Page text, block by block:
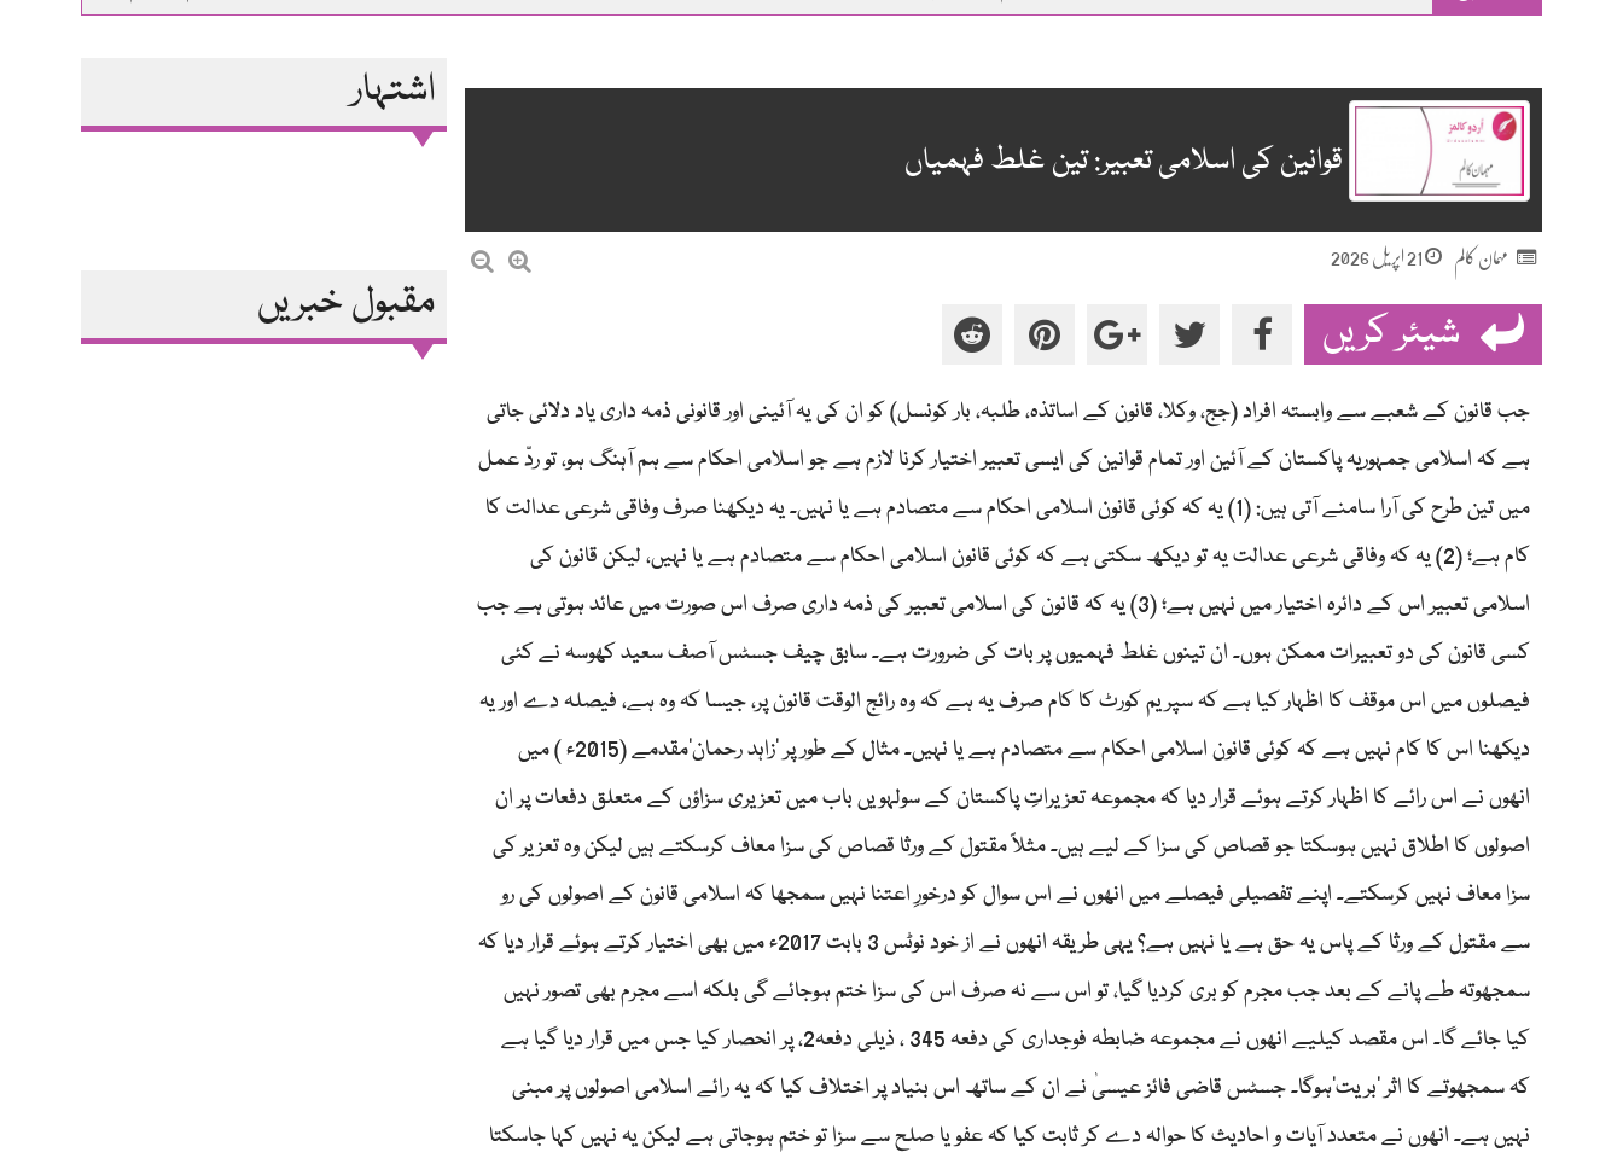
اشتہار
مقبول خبریں
قوانین کی اسلامی تعبیر: تین غلط فہمیاں
مہمان کالم
شیئر کریں
جب قانون کے شعبے سے وابستہ افراد (جج، وکلا، قانون کے اساتذہ، طلبہ، بار کونسل) کو ان کی یہ آئینی اور قانونی ذمہ داری یاد دلائی جاتی
ہے کہ اسلامی جمہوریہ پاکستان کے آئین اور تمام قوانین کی ایسی تعبیر اختیار کرنا لازم ہے جو اسلامی احکام سے ہم آہنگ ہو، تو ردّ عمل
میں تین طرح کی آرا سامنے آتی ہیں: (1) یہ کہ کوئی قانون اسلامی احکام سے متصادم ہے یا نہیں۔ یہ دیکھنا صرف وفاقی شرعی عدالت کا
کام ہے؛ (2) یہ کہ وفاقی شرعی عدالت یہ تو دیکھ سکتی ہے کہ کوئی قانون اسلامی احکام سے متصادم ہے یا نہیں، لیکن قانون کی
اسلامی تعبیر اس کے دائرہ اختیار میں نہیں ہے؛ (3) یہ کہ قانون کی اسلامی تعبیر کی ذمہ داری صرف اس صورت میں عائد ہوتی ہے جب
کسی قانون کی دو تعبیرات ممکن ہوں۔ ان تینوں غلط فہمیوں پر بات کی ضرورت ہے۔ سابق چیف جسٹس آصف سعید کھوسہ نے کئی
فیصلوں میں اس موقف کا اظہار کیا ہے کہ سپریم کورٹ کا کام صرف یہ ہے کہ وہ رائج الوقت قانون پر، جیسا کہ وہ ہے، فیصلہ دے اور یہ
دیکھنا اس کا کام نہیں ہے کہ کوئی قانون اسلامی احکام سے متصادم ہے یا نہیں۔ مثال کے طور پر ’زاہد رحمان‘مقدمے (2015ء ) میں
انھوں نے اس رائے کا اظہار کرتے ہوئے قرار دیا کہ مجموعہ تعزیراتِ پاکستان کے سولہویں باب میں تعزیری سزاؤں کے متعلق دفعات پر ان
اصولوں کا اطلاق نہیں ہوسکتا جو قصاص کی سزا کے لیے ہیں۔ مثلاً مقتول کے ورثا قصاص کی سزا معاف کرسکتے ہیں لیکن وہ تعزیر کی
سزا معاف نہیں کرسکتے۔ اپنے تفصیلی فیصلے میں انھوں نے اس سوال کو درخورِ اعتنا نہیں سمجھا کہ اسلامی قانون کے اصولوں کی رو
سے مقتول کے ورثا کے پاس یہ حق ہے یا نہیں ہے؟ یہی طریقہ انھوں نے از خود نوٹس 3 بابت 2017ء میں بھی اختیار کرتے ہوئے قرار دیا کہ
سمجھوتہ طے پانے کے بعد جب مجرم کو بری کردیا گیا، تو اس سے نہ صرف اس کی سزا ختم ہوجائے گی بلکہ اسے مجرم بھی تصور نہیں
کیا جائے گا۔ اس مقصد کیلیے انھوں نے مجموعہ ضابطہ فوجداری کی دفعہ 345 ، ذیلی دفعہ2، پر انحصار کیا جس میں قرار دیا گیا ہے
کہ سمجھوتے کا اثر ’بریت‘ہوگا۔ جسٹس قاضی فائز عیسیٰ نے ان کے ساتھ اس بنیاد پر اختلاف کیا کہ یہ رائے اسلامی اصولوں پر مبنی
نہیں ہے۔ انھوں نے متعدد آیات و احادیث کا حوالہ دے کر ثابت کیا کہ عفو یا صلح سے سزا تو ختم ہوجاتی ہے لیکن یہ نہیں کہا جاسکتا